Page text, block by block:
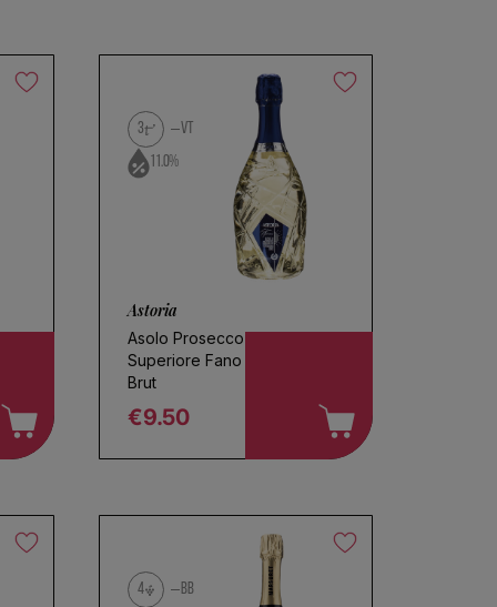
3
VT
11.0%
Astoria
Asolo Prosecco
Superiore Fano Extra
Brut
€9.50
4 BB